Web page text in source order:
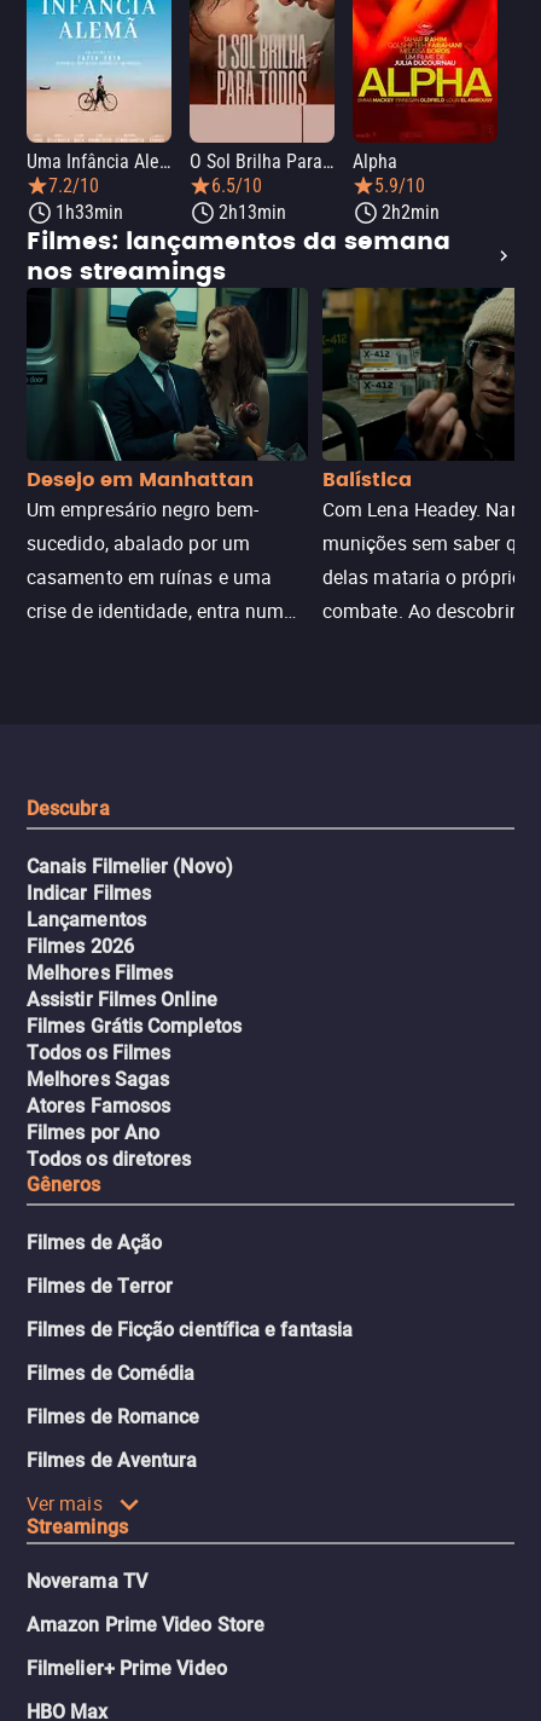
Uma Infância Alemã
7.2/10
1h33min
O Sol Brilha Para Todos
6.5/10
2h13min
Alpha
5.9/10
2h2min
Filmes: lançamentos da semana
nos streamings
Desejo em Manhattan
Um empresário negro bem-
sucedido, abalado por um
casamento em ruínas e uma
crise de identidade, entra num
Balística
Com Lena Headey.
munições sem saber
delas mataria o próprio
combate. Ao descobrir a
Descubra
Canais Filmelier (Novo)
Indicar Filmes
Lançamentos
Filmes 2026
Melhores Filmes
Assistir Filmes Online
Filmes Grátis Completos
Todos os Filmes
Melhores Sagas
Atores Famosos
Filmes por Ano
Todos os diretores
Gêneros
Filmes de Ação
Filmes de Terror
Filmes de Ficção científica e fantasia
Filmes de Comédia
Filmes de Romance
Filmes de Aventura
Ver mais
Streamings
Noverama TV
Amazon Prime Video Store
Filmelier+ Prime Video
HBO Max